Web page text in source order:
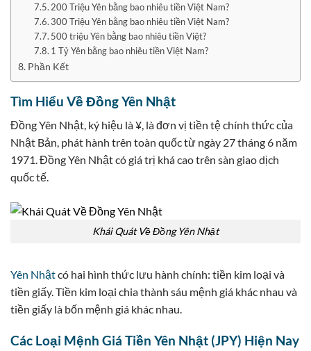
200 Triệu Yên bằng bao nhiêu tiền Việt Nam?
300 Triệu Yên bằng bao nhiêu tiền Việt Nam?
500 triệu Yên bằng bao nhiêu tiền Việt?
1 Tỷ Yên bằng bao nhiêu tiền Việt Nam?
Phần Kết
Tìm Hiểu Về Đồng Yên Nhật
Đồng Yên Nhật, ký hiệu là ¥, là đơn vị tiền tệ chính thức của
Nhật Bản, phát hành trên toàn quốc từ ngày 27 tháng 6 năm
1971. Đồng Yên Nhật có giá trị khá cao trên sàn giao dịch
quốc tế.
Khái Quát Về Đồng Yên Nhật
Yên Nhậtcó hai hình thức lưu hành chính: tiền kim loại và
tiền giấy. Tiền kim loại chia thành sáu mệnh giá khác nhau và
tiền giấy là bốn mệnh giá khác nhau.
Các Loại Mệnh Giá Tiền Yên Nhật (JPY) Hiện Nay